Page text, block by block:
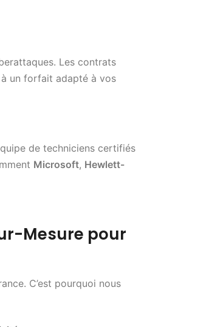
Les contrats
un forfait adapté à vos
de techniciens certifiés
Microsoft, Hewlett-
Mesure pour
C’est pourquoi nous